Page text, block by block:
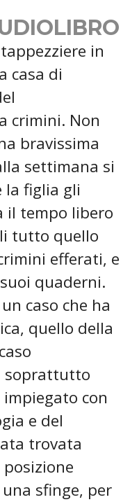
in
casa di
crimini. Non
bravissima
settimana si
la figlia gli
il tempo libero
tutto quello
efferati, e
quaderni.
caso che ha
quello della
soprattutto
con
e del
trovata
sfinge, per